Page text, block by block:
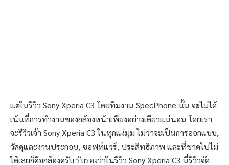
แต่ในรีวิว Sony Xperia C3 โดยทีมงาน SpecPhone นั้น จะไม่ได้
เน้นที่การทำงานของกล้องหน้าเพียงอย่างเดียวแน่นอน โดยเรา
จะรีวิวเจ้า Sony Xperia C3 ในทุกแง่มุม ไม่ว่าจะเป็นการออกแบบ,
วัสดุและงานประกอบ, ซอฟท์แวร์, ประสิทธิภาพ และที่ขาดไปไม่
ได้เลยก็คือกล้องครับ รับรองว่าในรีวิว Sony Xperia C3 นี่รีวิวจัด